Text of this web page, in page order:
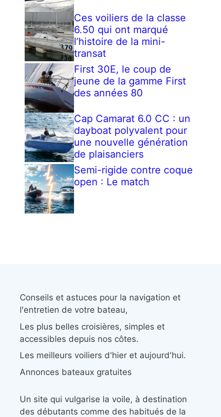
Ces voiliers de la classe
6.50 qui ont marqué
l’histoire de la mini-
transat
First 30E, le coup de
jeune de la gamme First
des années 80
Cap Camarat 6.0 CC : un
dayboat polyvalent pour
une nouvelle génération
de plaisanciers
Semi-rigide contre coque
open : Le match
Conseils et astuces pour la navigation et
l'entretien de votre bateau,
Les plus belles croisières, simples et
accessibles depuis nos côtes.
Les meilleurs voiliers d'hier et aujourd'hui.
Annonces bateaux gratuites
Un site qui vulgarise la voile, à destination
des débutants comme des habitués de la